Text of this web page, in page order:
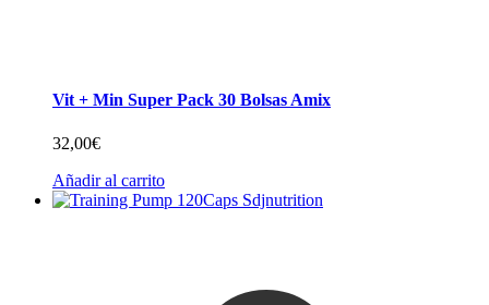
Vit + Min Super Pack 30 Bolsas Amix
32,00€
Añadir al carrito